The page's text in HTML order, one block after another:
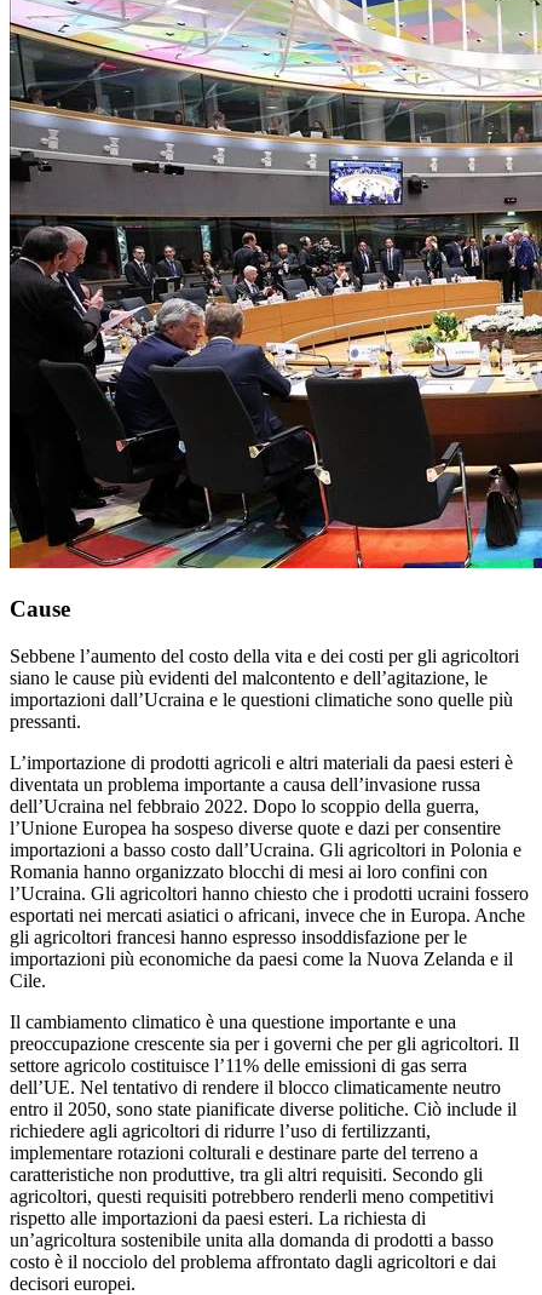
Cause
Sebbene l’aumento del costo della vita e dei costi per gli agricoltori
siano le cause più evidenti del malcontento e dell’agitazione, le
importazioni dall’Ucraina e le questioni climatiche sono quelle più
pressanti.
L’importazione di prodotti agricoli e altri materiali da paesi esteri è
diventata un problema importante a causa dell’invasione russa
dell’Ucraina nel febbraio 2022. Dopo lo scoppio della guerra,
l’Unione Europea ha sospeso diverse quote e dazi per consentire
importazioni a basso costo dall’Ucraina. Gli agricoltori in Polonia e
Romania hanno organizzato blocchi di mesi ai loro confini con
l’Ucraina. Gli agricoltori hanno chiesto che i prodotti ucraini fossero
esportati nei mercati asiatici o africani, invece che in Europa. Anche
gli agricoltori francesi hanno espresso insoddisfazione per le
importazioni più economiche da paesi come la Nuova Zelanda e il
Cile.
Il cambiamento climatico è una questione importante e una
preoccupazione crescente sia per i governi che per gli agricoltori. Il
settore agricolo costituisce l’11% delle emissioni di gas serra
dell’UE. Nel tentativo di rendere il blocco climaticamente neutro
entro il 2050, sono state pianificate diverse politiche. Ciò include il
richiedere agli agricoltori di ridurre l’uso di fertilizzanti,
implementare rotazioni colturali e destinare parte del terreno a
caratteristiche non produttive, tra gli altri requisiti. Secondo gli
agricoltori, questi requisiti potrebbero renderli meno competitivi
rispetto alle importazioni da paesi esteri. La richiesta di
un’agricoltura sostenibile unita alla domanda di prodotti a basso
costo è il nocciolo del problema affrontato dagli agricoltori e dai
decisori europei.